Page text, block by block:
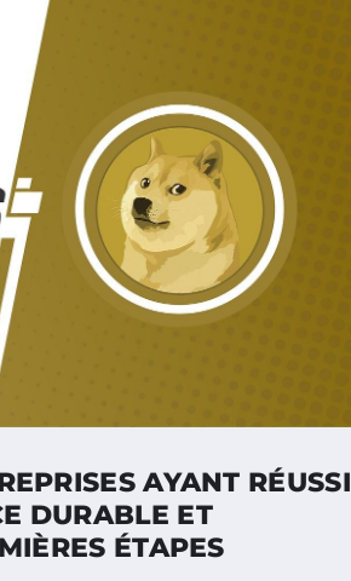
AYANT RÉUSSI
DURABLE ET
ÉTAPES